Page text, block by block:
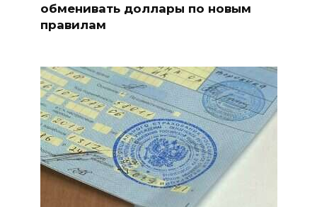
обменивать доллары по новым
правилам